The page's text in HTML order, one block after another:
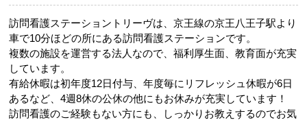
訪問看護ステーショントリーヴは、京王線の京王八王子駅より
車で10分ほどの所にある訪問看護ステーションです。
複数の施設を運営する法人なので、福利厚生面、教育面が充実
しています。
有給休暇は初年度12日付与、年度毎にリフレッシュ休暇が6日
あるなど、4週8休の公休の他にもお休みが充実しています！
訪問看護のご経験もない方にも、しっかりお教えするのでお気